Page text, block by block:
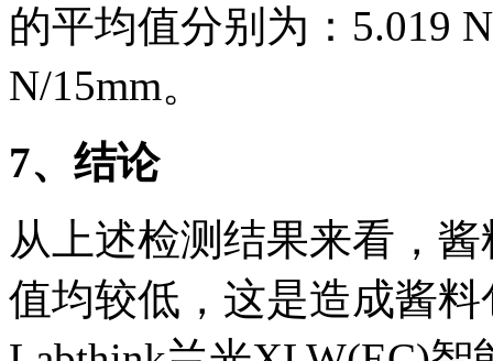
的平均值分别为：5.019
N/15mm。
7、结论
从上述检测结果来看，
值均较低，这是造成酱